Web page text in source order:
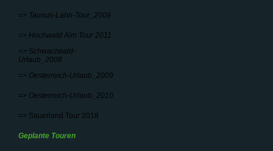
=> Taunus-Lahn-Tour_2009
=> Hochwald Alm Tour 2011
=> Schwarzwald-
Urlaub_2008
=> Oesterreich-Urlaub_2009
=> Oesterreich-Urlaub_2010
=> Sauerland Tour 2018
Geplante Touren